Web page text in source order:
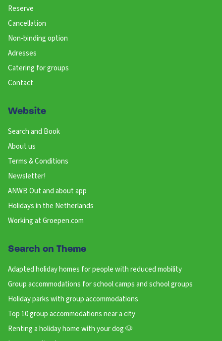
Reserve
Cancellation
Non-binding option
Adresses
Catering for groups
Contact
Website
Search and Book
About us
Terms & Conditions
Newsletter!
ANWB Out and about app
Holidays in the Netherlands
Working at Groepen.com
Search on Theme
Adapted holiday homes for people with reduced mobility
Group accommodations for school camps and school groups
Holiday parks with group accommodations
Top 10 group accommodations near a city
Renting a holiday home with your dog 🐶